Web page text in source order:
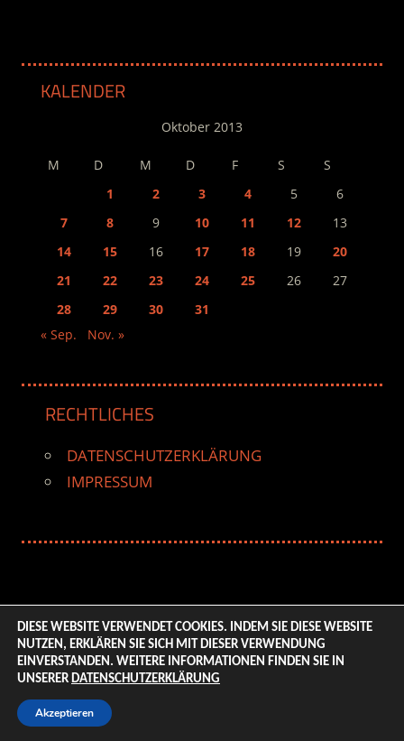
KALENDER
Oktober 2013
M D M D F S
S
1
2 3 4 5
6
7
8 9 10 11 12
13
14
15 16 17 18 19
20
21
22 23 24 25 26
27
28
29 30
31
« Sep.
Nov. »
RECHTLICHES
DATENSCHUTZERKLÄRUNG
IMPRESSUM
© 2026 ENTERTAINMENT BASE – Life & Style Magazine.
All Rights Reserved. | Based on
DIESE WEBSITE VERWENDET COOKIES. INDEM SIE DIESE WEBSITE
NUTZEN, ERKLÄREN SIE SICH MIT DIESER VERWENDUNG
EINVERSTANDEN. WEITERE INFORMATIONEN FINDEN SIE IN
UNSERER DATENSCHUTZERKLÄRUNG
Akzeptieren